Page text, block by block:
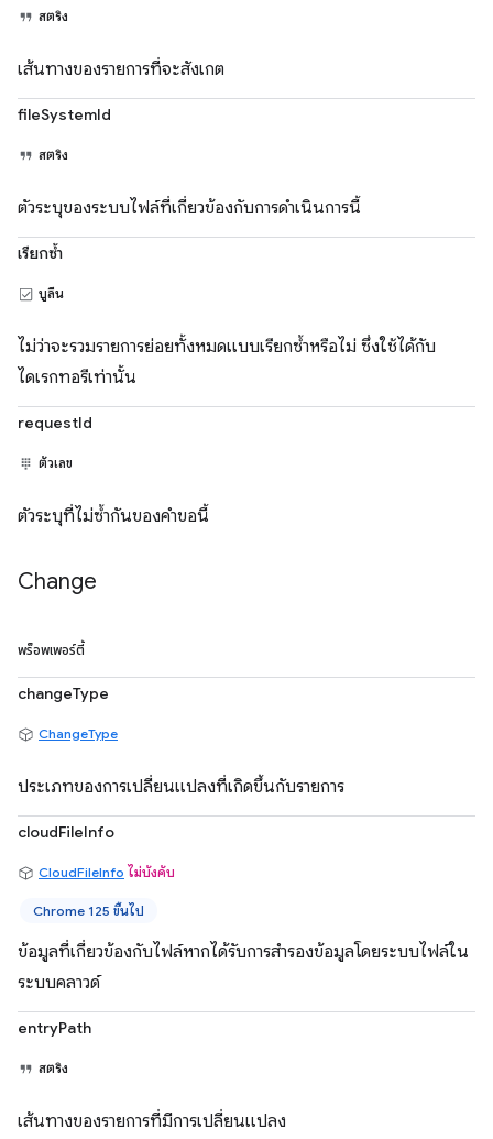
สตริง
เส้นทางของรายการที่จะสังเกต
fileSystemId
สตริง
ตัวระบุของระบบไฟล์ที่เกี่ยวข้องกับการดำเนินการนี้
เรียกซ้ำ
บูลีน
ไม่ว่าจะรวมรายการย่อยทั้งหมดแบบเรียกซ้ำหรือไม่ ซึ่งใช้ได้กับ
ไดเรกทอรีเท่านั้น
requestId
ตัวเลข
ตัวระบุที่ไม่ซ้ำกันของคำขอนี้
Change
พร็อพเพอร์ตี้
changeType
ChangeType
ประเภทของการเปลี่ยนแปลงที่เกิดขึ้นกับรายการ
cloudFileInfo
CloudFileInfo ไม่บังคับ
Chrome 125 ขึ้นไป
ข้อมูลที่เกี่ยวข้องกับไฟล์หากได้รับการสำรองข้อมูลโดยระบบไฟล์ใน
ระบบคลาวด์
entryPath
สตริง
เส้นทางของรายการที่มีการเปลี่ยนแปลง